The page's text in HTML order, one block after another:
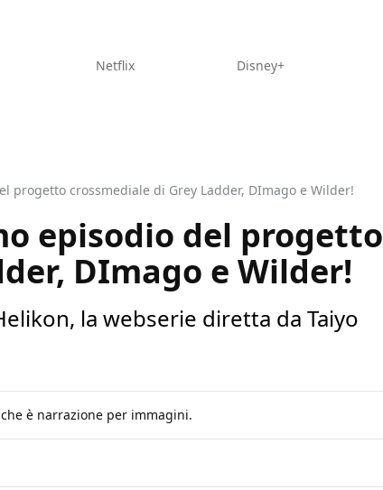
Netflix Disney+
progetto crossmediale di Grey Ladder, DImago e Wilder!
episodio del progetto
DImago e Wilder!
la webserie diretta da Taiyo
è narrazione per immagini.